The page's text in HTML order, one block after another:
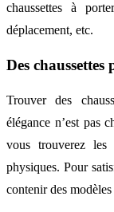
chaussettes à
déplacement, etc.
Des
Trouver des
élégance n’est pas
vous trouverez les
physiques. Pour
contenir des modèles